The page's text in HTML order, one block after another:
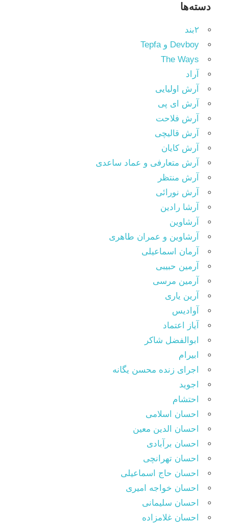
دسته‌ها
۲بند
Devboy و Tepfa
The Ways
آراد
آرش اولیایی
آرش ای پی
آرش فلاحت
آرش قالیچی
آرش کایان
آرش متعارفی و عماد ساعدی
آرش منتظر
آرش نورائی
آرشا رادین
آرشاوین
آرشاوین و عمران طاهری
آرمان اسماعیلی
آرمین حبیبی
آرمین مرسی
آرین یاری
آوادیس
آیاز اعتماد
ابوالفضل شاکر
ابیرام
اجرای زنده محسن یگانه
اجوید
احتشام
احسان اسلامی
احسان الدین معین
احسان برآبادی
احسان تهرانچی
احسان حاج اسماعیلی
احسان خواجه امیری
احسان سلیمانی
احسان غلامزاده